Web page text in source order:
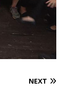
NEXT